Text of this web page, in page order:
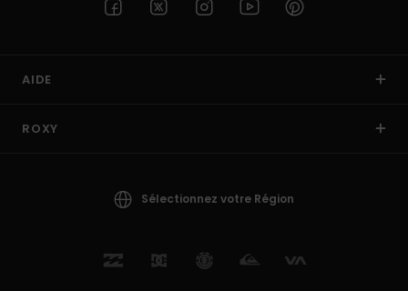
AIDE
ROXY
Sélectionnez votre Région